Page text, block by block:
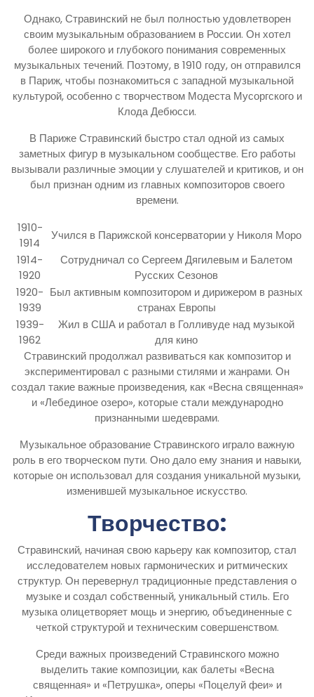
Однако, Стравинский не был полностью удовлетворен
своим музыкальным образованием в России. Он хотел
более широкого и глубокого понимания современных
музыкальных течений. Поэтому, в 1910 году, он отправился
в Париж, чтобы познакомиться с западной музыкальной
культурой, особенно с творчеством Модеста Мусоргского и
Клода Дебюсси.
В Париже Стравинский быстро стал одной из самых
заметных фигур в музыкальном сообществе. Его работы
вызывали различные эмоции у слушателей и критиков, и он
был признан одним из главных композиторов своего
времени.
1910-
1914
Учился в Парижской консерватории у Николя Моро
1914-
1920
Сотрудничал со Сергеем Дягилевым и Балетом
Русских Сезонов
1920-
1939
Был активным композитором и дирижером в разных
странах Европы
1939-
1962
Жил в США и работал в Голливуде над музыкой
для кино
Стравинский продолжал развиваться как композитор и
экспериментировал с разными стилями и жанрами. Он
создал такие важные произведения, как «Весна священная»
и «Лебединое озеро», которые стали международно
признанными шедеврами.
Музыкальное образование Стравинского играло важную
роль в его творческом пути. Оно дало ему знания и навыки,
которые он использовал для создания уникальной музыки,
изменившей музыкальное искусство.
Творчество:
Стравинский, начиная свою карьеру как композитор, стал
исследователем новых гармонических и ритмических
структур. Он перевернул традиционные представления о
музыке и создал собственный, уникальный стиль. Его
музыка олицетворяет мощь и энергию, объединенные с
четкой структурой и техническим совершенством.
Среди важных произведений Стравинского можно
выделить такие композиции, как балеты «Весна
священная» и «Петрушка», оперы «Поцелуй феи» и